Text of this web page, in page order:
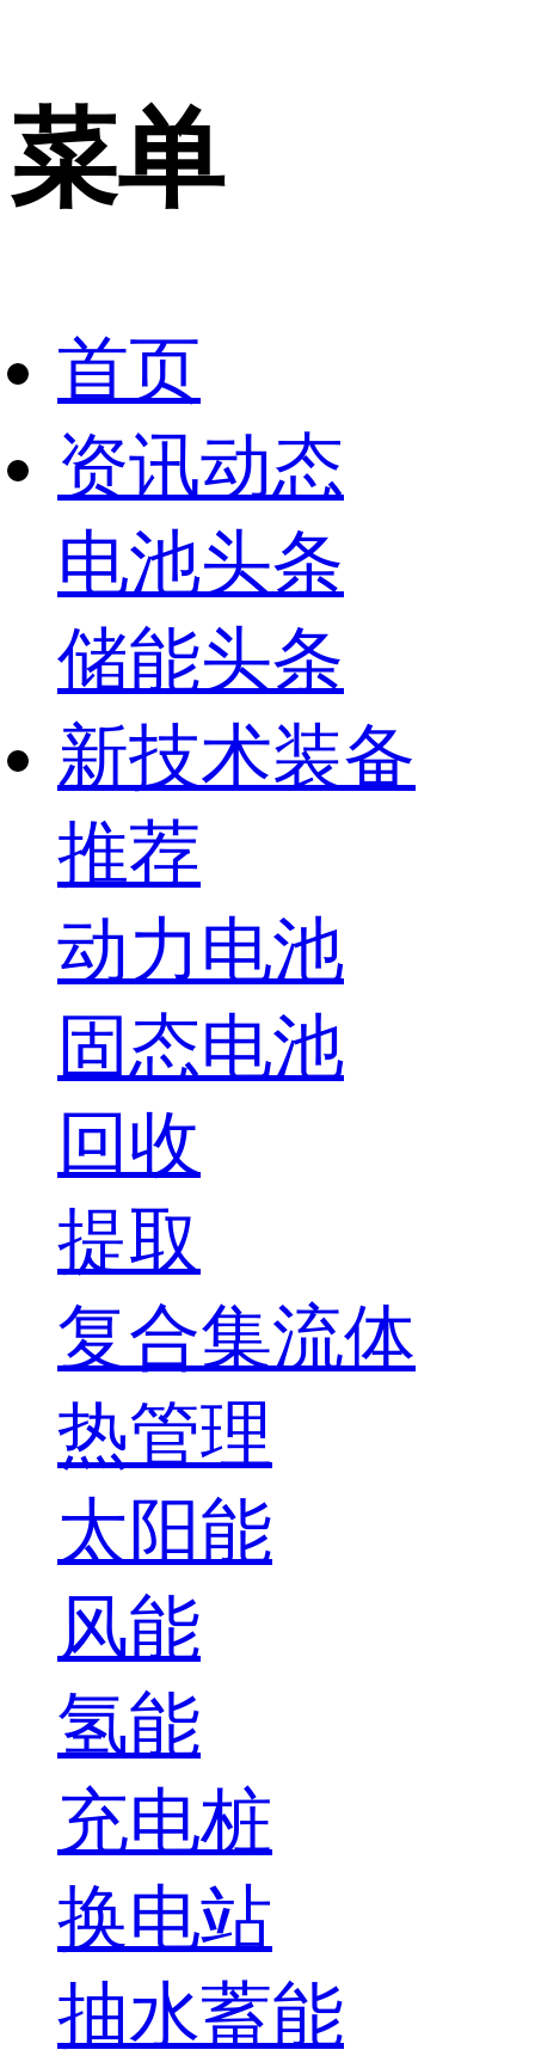
菜单
首页
资讯动态
电池头条
储能头条
新技术装备
推荐
动力电池
固态电池
回收
提取
复合集流体
热管理
太阳能
风能
氢能
充电桩
换电站
抽水蓄能